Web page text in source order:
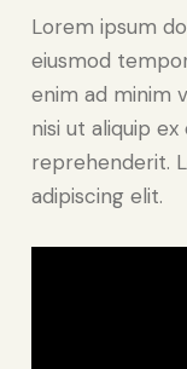
Lorem ipsum
eiusmod
enim ad minim
nisi ut aliquip
reprehenderit.
adipiscing elit.